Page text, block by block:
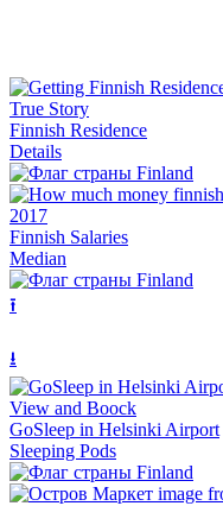
True Story
Finnish Residence
Details
2017
Finnish Salaries
Median
⭱
⭳
View and Boock
GoSleep in Helsinki Airport
Sleeping Pods